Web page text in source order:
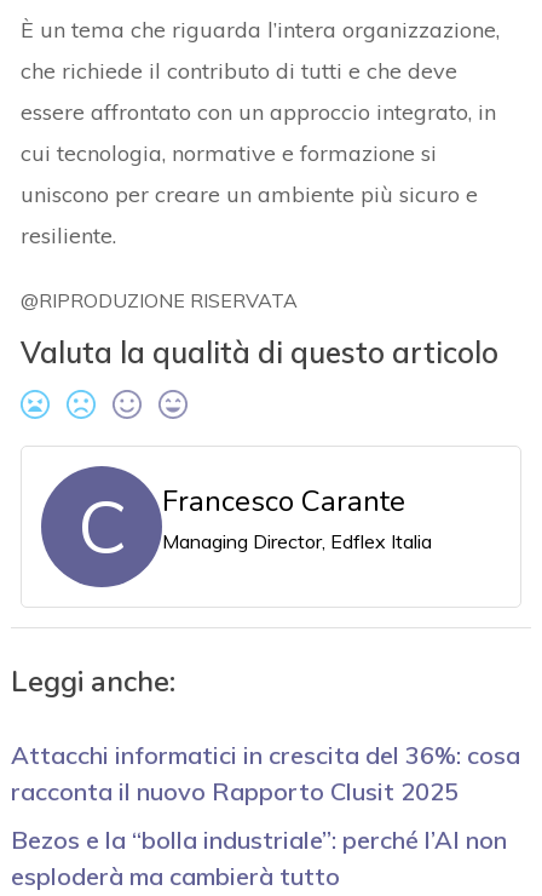
È un tema che riguarda l’intera organizzazione,
che richiede il contributo di tutti e che deve
essere affrontato con un approccio integrato, in
cui tecnologia, normative e formazione si
uniscono per creare un ambiente più sicuro e
resiliente.
@RIPRODUZIONE RISERVATA
Valuta la qualità di questo articolo
C Francesco Carante
Managing Director, Edflex Italia
Leggi anche:
Attacchi informatici in crescita del 36%: cosa
racconta il nuovo Rapporto Clusit 2025
Bezos e la “bolla industriale”: perché l’AI non
esploderà ma cambierà tutto